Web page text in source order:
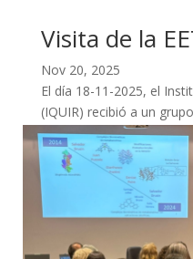
Visita de la
Nov 20, 2025
El día 18-11-2025, el
(IQUIR) recibió a un
de la EETP 466 "GRAL